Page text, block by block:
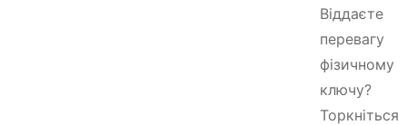
Віддаєте
перевагу
фізичному
ключу?
Торкніться